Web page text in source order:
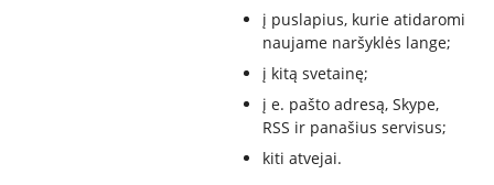
į puslapius, kurie atidaromi
naujame naršyklės lange;
į kitą svetainę;
į e. pašto adresą, Skype,
RSS ir panašius servisus;
kiti atvejai.